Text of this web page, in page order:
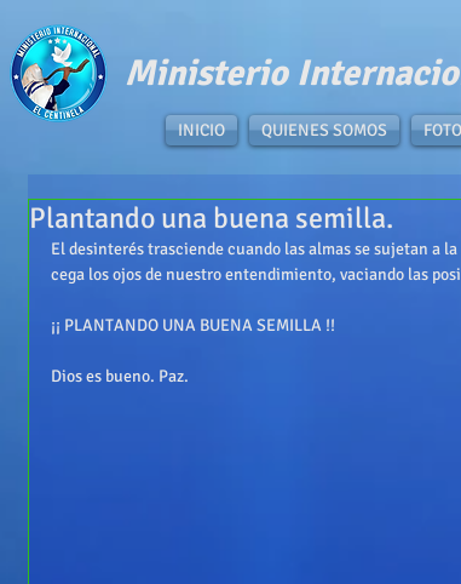
​Ministerio
INICIO QUIENES SOMOS
Plantando una buena semilla.
El desinterés trasciende cuando las almas se sujetan a
cega los ojos de nuestro entendimiento, vaciando las
¡¡ PLANTANDO UNA BUENA SEMILLA !!
Dios es bueno. Paz.